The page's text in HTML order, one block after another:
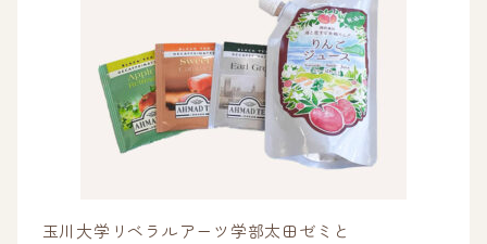
玉川大学リベラルアーツ学部太田ゼミと